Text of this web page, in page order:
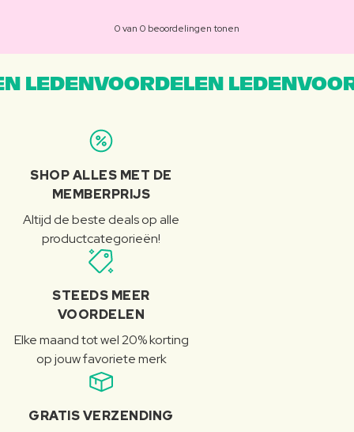
0 van 0 beoordelingen tonen
LEDENVOORDELEN
SHOP ALLES MET DE
MEMBERPRIJS
Altijd de beste deals op alle
productcategorieën!
STEEDS MEER
VOORDELEN
Elke maand tot wel 20% korting
op jouw favoriete merk
GRATIS VERZENDING